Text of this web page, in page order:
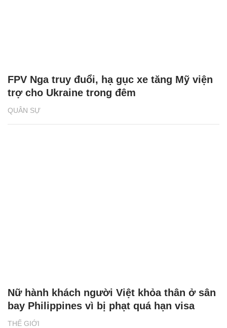
QUÂN SỰ
FPV Nga truy đuổi, hạ gục xe tăng Mỹ viện
trợ cho Ukraine trong đêm
THẾ GIỚI
Nữ hành khách người Việt khỏa thân ở sân
bay Philippines vì bị phạt quá hạn visa